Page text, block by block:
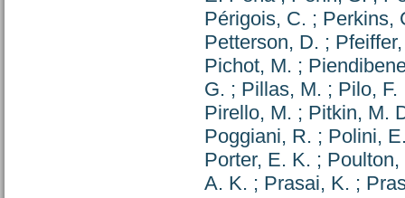
Périgois, C. ; Perkins,
Petterson, D. ;
Pichot, M. ;
G. ; Pillas, M. ; Pilo, F.
Pirello, M. ; Pitkin, M.
Poggiani, R. ; Polini,
Porter, E. K. ; Poulton,
A. K. ; Prasai, K. ;